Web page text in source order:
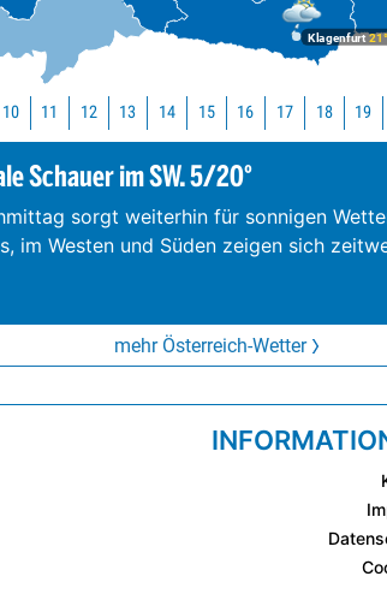
Klagenfurt21°
10 11 12 13 14 15 16 17 18 19
Schauer im SW. 5/20°
sorgt weiterhin für sonnigen
im Westen und Süden zeigen sich
mehr Österreich-Wetter